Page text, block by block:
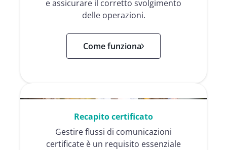
e assicurare il corretto svolgimento
delle operazioni.
Come funziona
Recapito certificato
Gestire flussi di comunicazioni
certificate è un requisito essenziale